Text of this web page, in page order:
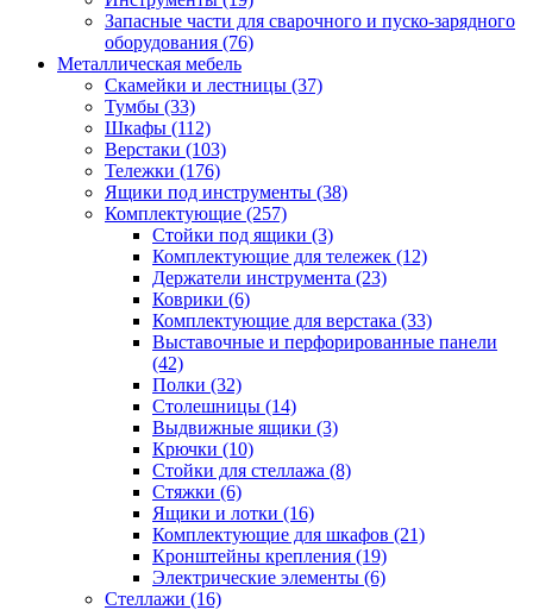
Запасные части для сварочного и пуско-зарядного
оборудования (76)
Металлическая мебель
Скамейки и лестницы (37)
Тумбы (33)
Шкафы (112)
Верстаки (103)
Тележки (176)
Ящики под инструменты (38)
Комплектующие (257)
Стойки под ящики (3)
Комплектующие для тележек (12)
Держатели инструмента (23)
Коврики (6)
Комплектующие для верстака (33)
Выставочные и перфорированные панели
(42)
Полки (32)
Столешницы (14)
Выдвижные ящики (3)
Крючки (10)
Стойки для стеллажа (8)
Стяжки (6)
Ящики и лотки (16)
Комплектующие для шкафов (21)
Кронштейны крепления (19)
Электрические элементы (6)
Стеллажи (16)